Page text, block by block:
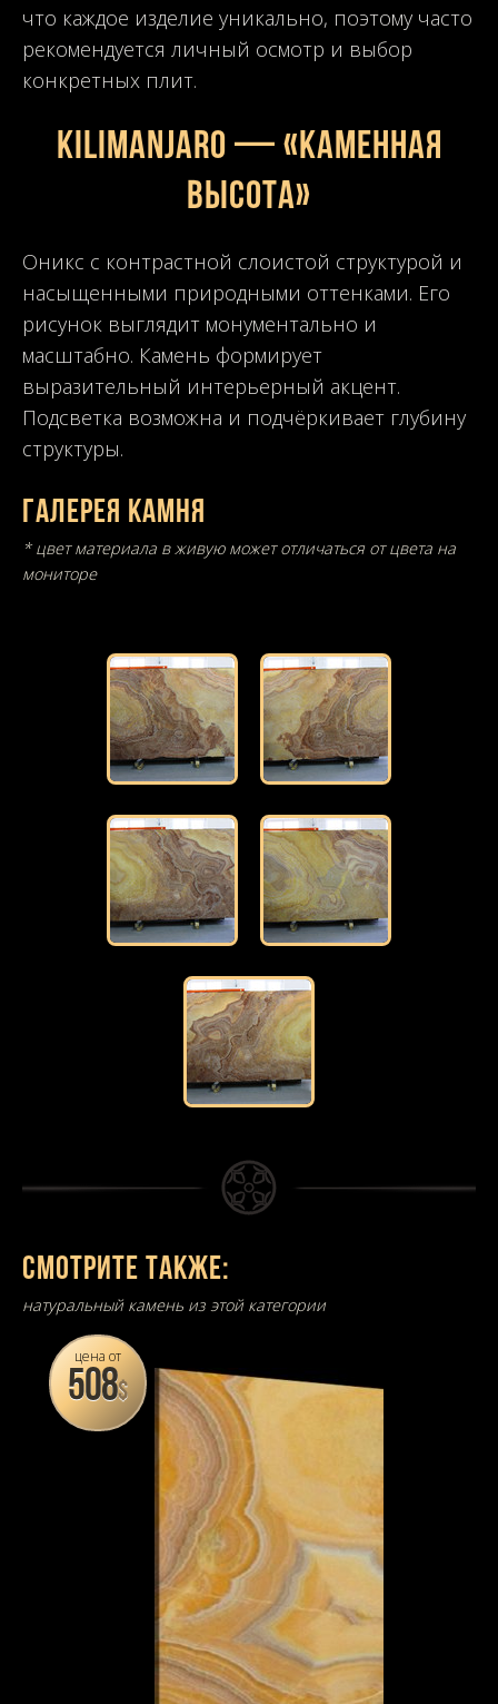
что каждое изделие уникально, поэтому часто
рекомендуется личный осмотр и выбор
конкретных плит.
Kilimanjaro — «Каменная
высота»
Оникс с контрастной слоистой структурой и
насыщенными природными оттенками. Его
рисунок выглядит монументально и
масштабно. Камень формирует
выразительный интерьерный акцент.
Подсветка возможна и подчёркивает глубину
структуры.
Галерея камня
* цвет материала в живую может отличаться от цвета на
мониторе
Смотрите также:
натуральный камень из этой категории
цена от
508$